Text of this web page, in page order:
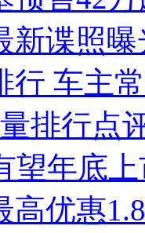
新谍照
行 车主
排行点
望年底
高优惠